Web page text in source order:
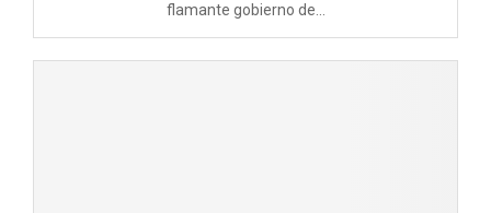
flamante gobierno de...